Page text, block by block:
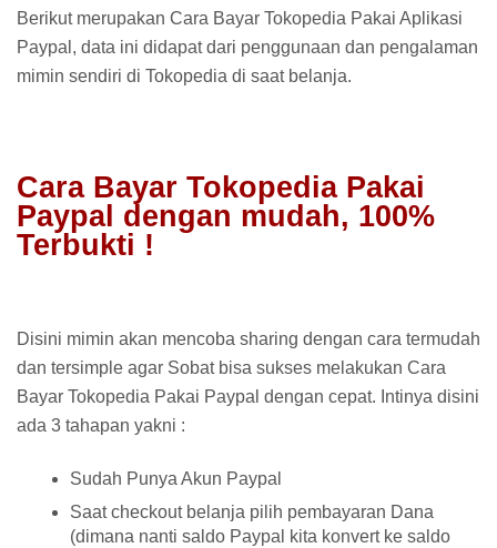
Berikut merupakan Cara Bayar Tokopedia Pakai Aplikasi
Paypal, data ini didapat dari penggunaan dan pengalaman
mimin sendiri di Tokopedia di saat belanja.
Cara Bayar Tokopedia Pakai
Paypal dengan mudah, 100%
Terbukti !
Disini mimin akan mencoba sharing dengan cara termudah
dan tersimple agar Sobat bisa sukses melakukan Cara
Bayar Tokopedia Pakai Paypal dengan cepat. Intinya disini
ada 3 tahapan yakni :
Sudah Punya Akun Paypal
Saat checkout belanja pilih pembayaran Dana
(dimana nanti saldo Paypal kita konvert ke saldo